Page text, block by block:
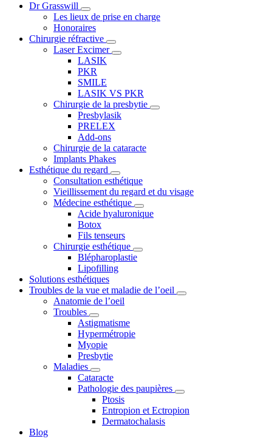
Dr Grasswill
Les lieux de prise en charge
Honoraires
Chirurgie réfractive
Laser Excimer
LASIK
PKR
SMILE
LASIK VS PKR
Chirurgie de la presbytie
Presbylasik
PRELEX
Add-ons
Chirurgie de la cataracte
Implants Phakes
Esthétique du regard
Consultation esthétique
Vieillissement du regard et du visage
Médecine esthétique
Acide hyaluronique
Botox
Fils tenseurs
Chirurgie esthétique
Blépharoplastie
Lipofilling
Solutions esthétiques
Troubles de la vue et maladie de l’oeil
Anatomie de l’oeil
Troubles
Astigmatisme
Hypermétropie
Myopie
Presbytie
Maladies
Cataracte
Pathologie des paupières
Ptosis
Entropion et Ectropion
Dermatochalasis
Blog